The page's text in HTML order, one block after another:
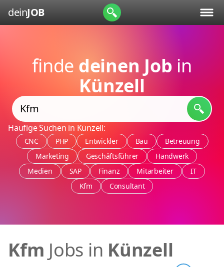
deinJOB
finde deinen Job in
Künzell
Häufige Suchen in Künzell:
CNC PHP Entwickler Bau
Betreuung
Marketing
Geschäftsführer
Handwerk
Medien
SAP Finanz Mitarbeiter
IT
Kfm
Consultant
Kfm Jobs in Künzell